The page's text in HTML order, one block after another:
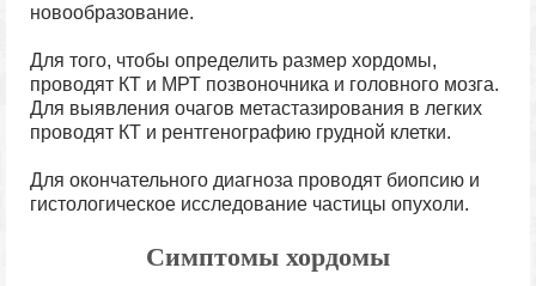
новообразование.
Для того, чтобы определить размер хордомы,
проводят КТ и МРТ позвоночника и головного мозга.
Для выявления очагов метастазирования в легких
проводят КТ и рентгенографию грудной клетки.
Для окончательного диагноза проводят биопсию и
гистологическое исследование частицы опухоли.
Симптомы хордомы